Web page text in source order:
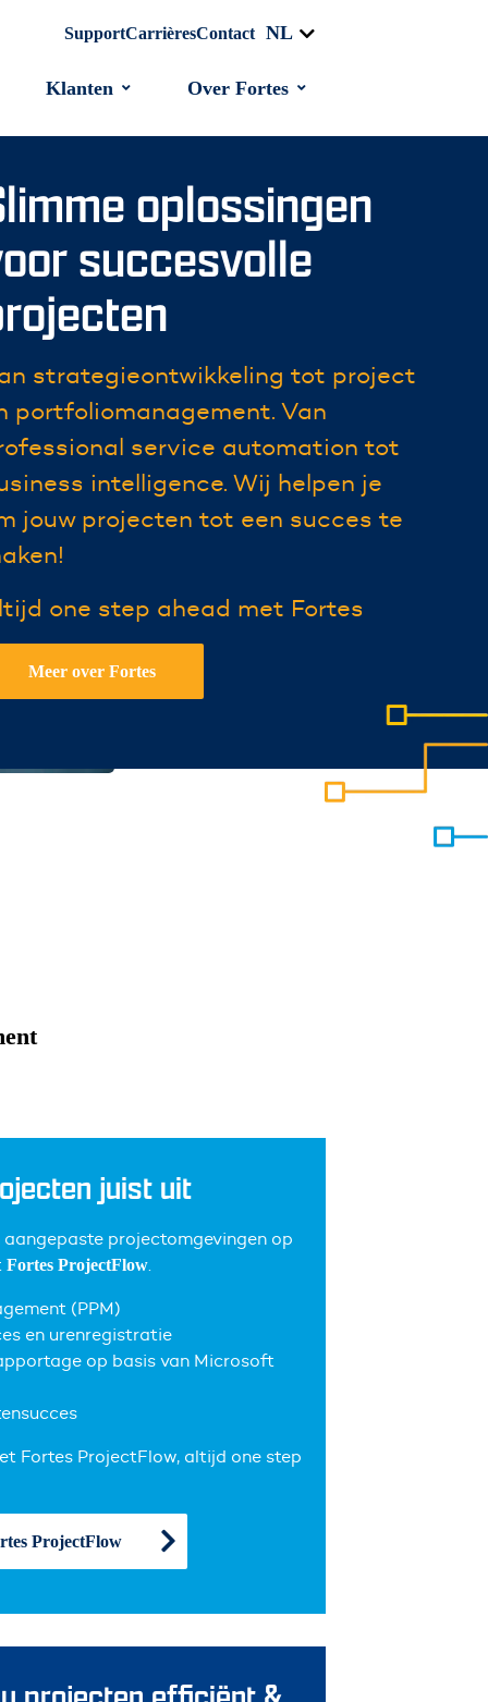
SupportCarrièresContact NL
Klanten Over Fortes
oplossingen
succesvolle
strategieontwikkeling tot project
portfoliomanagement. Van
service automation tot
intelligence. Wij helpen je
jouwprojecten tot een succes te
one step ahead met Fortes
Meer over Fortes
juist uit
aangepaste projectomgevingen op
Fortes ProjectFlow.
(PPM)
en urenregistratie
op basis van Microsoft
Fortes ProjectFlow, altijd one step
ProjectFlow